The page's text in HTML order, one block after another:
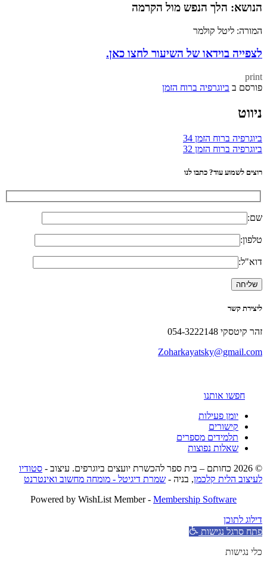
הנושא: הלך הנפש מול הקרמה
המורה: ליטל קולמר
לצפייה בוידאו של השיעור לחצו כאן.
print
פורסם ב ביוגרפיה ברוח הזמן
ניווט
ביוגרפיה ברוח הזמן 34
ביוגרפיה ברוח הזמן 32
רוצים לשמוע עוד? כתבו לנו
שם:
טלפון:
דוא"ל:
ליצירת קשר
זהר קיטסקי 054-3222148
Zoharkayatsky@gmail.com
חפשו אותנו
יומן פעילות
קישורים
תלמידים מספרים
שאלות נפוצות
© 2026 כחותם – בית ספר להכשרת יועצים ביוגרפים. עיצוב -
סטודיו
לעיצוב הלית קלכמן, בניה - שמרת דיגיטל - מומחה מחשוב ואינטרנט
Powered by WishList Member - Membership Software
דילוג לתוכן
פתח סרגל נגישות
כלי נגישות